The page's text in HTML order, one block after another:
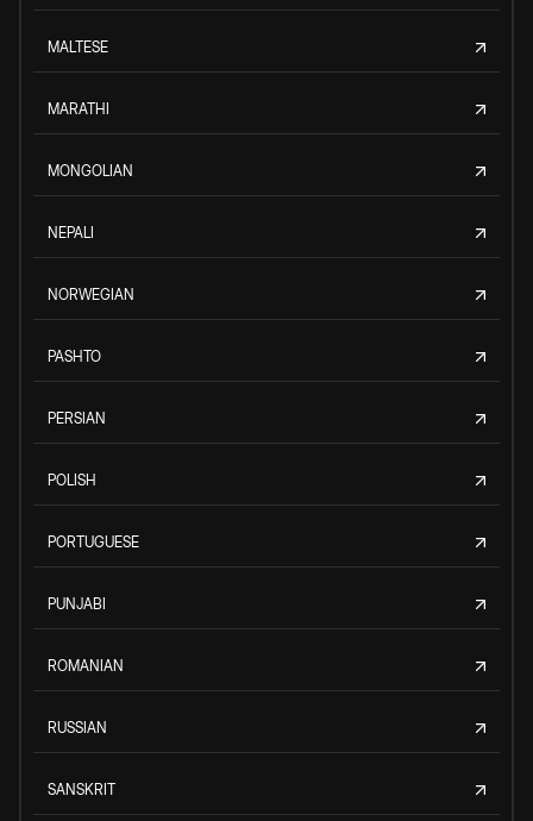
MALTESE
MARATHI
MONGOLIAN
NEPALI
NORWEGIAN
PASHTO
PERSIAN
POLISH
PORTUGUESE
PUNJABI
ROMANIAN
RUSSIAN
SANSKRIT